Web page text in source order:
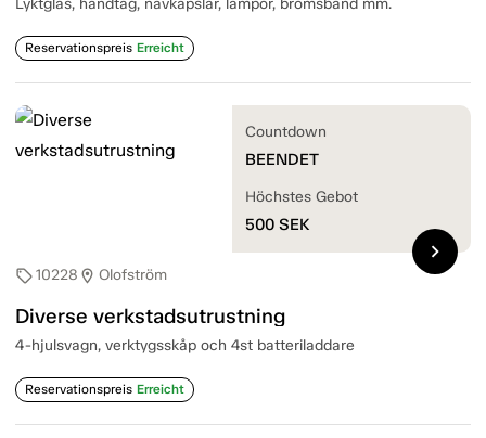
Reservationspreis Erreicht
sell10228 location_on Olofström
Diverse verkstadsutrustning
4-hjulsvagn, verktygsskåp och 4st batteriladdare
Reservationspreis Erreicht
Countdown
BEENDET
Höchstes Gebot
500 SEK
chevron_right